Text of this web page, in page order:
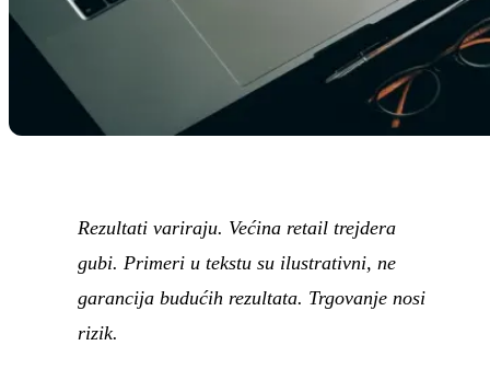
Rezultati variraju. Većina retail trejdera
gubi. Primeri u tekstu su ilustrativni, ne
garancija budućih rezultata. Trgovanje nosi
rizik.